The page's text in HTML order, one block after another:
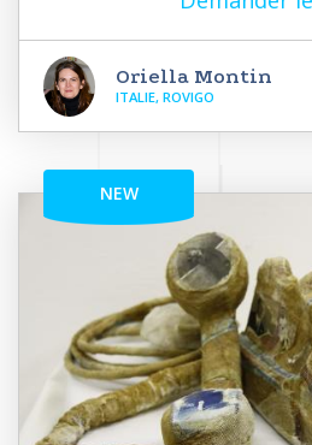
Oriella Montin
ITALIE, ROVIGO
NEW